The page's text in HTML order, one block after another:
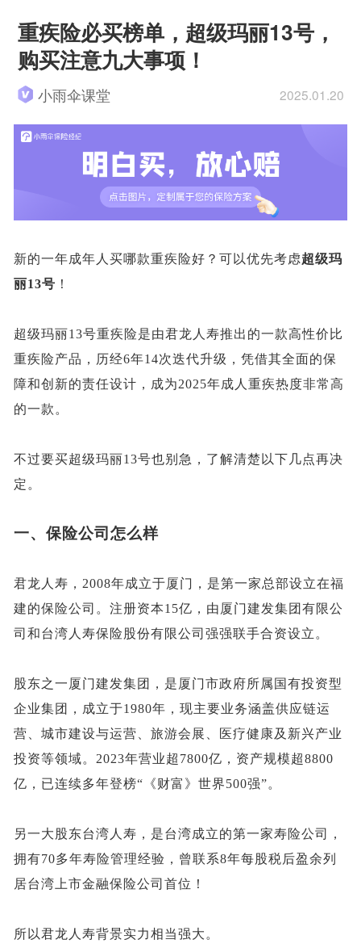
重疾险必买榜单，超级玛丽13号，
购买注意九大事项！
小雨伞课堂 2025.01.20
新的一年成年人买哪款重疾险好？可以优先考虑超级玛
丽13号 ！
超级玛丽13号重疾险是由君龙人寿推出的一款高性价比
重疾险产品，历经6年14次迭代升级，凭借其全面的保
障和创新的责任设计，成为2025年成人重疾热度非常高
的一款。
不过要买超级玛丽13号也别急，了解清楚以下几点再决
定。
一、保险公司怎么样
君龙人寿， 2008年成立于厦门，是第一家总部设立在福
建的保险公司。注册资本15亿，由厦门建发集团有限公
司和台湾人寿保险股份有限公司强强联手合资设立。
股东之一厦门建发集团，是厦门市政府所属国有投资型
企业集团，成立于1980年，现主要业务涵盖供应链运
营、城市建设与运营、旅游会展、医疗健康及新兴产业
投资等领域。2023年营业超7800亿，资产规模超8800
亿，已连续多年登榜“《财富》世界500强”。
另一大股东台湾人寿，是台湾成立的第一家寿险公司，
拥有70多年寿险管理经验，曾联系8年每股税后盈余列
居台湾上市金融保险公司首位！
所以君龙人寿背景实力相当强大。